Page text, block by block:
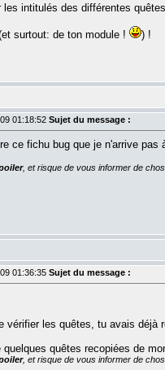
intitulés des différentes
surtout: de ton module !
) !
01:18:52 Sujet du message :
ce fichu bug que je n'arrive
, et risque de vous informer de
01:36:35 Sujet du message :
vérifier les quêtes, tu avais déjà
quelques quêtes recopiées de
, et risque de vous informer de